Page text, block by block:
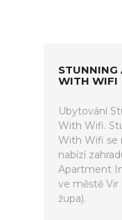
STUNNING
WITH WIFI
Ubytování
With Wifi.
With Wifi se
nabízí
Apartment
ve městě Vir
župa).